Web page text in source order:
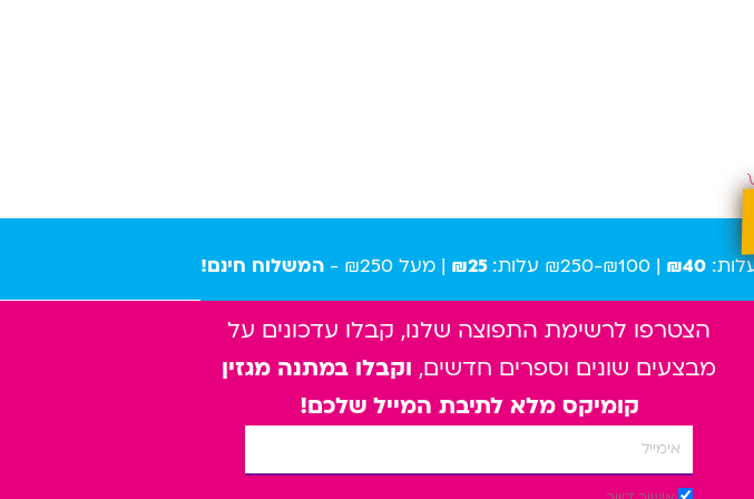
₪40 | ₪100-₪250 עלות: ₪25 | מעל ₪250 - המשלוח חינם!
הצטרפו לרשימת התפוצה שלנו, קבלו עדכונים על
מבצעים שונים וספרים חדשים, וקבלו במתנה מגזין
קומיקס מלא לתיבת המייל שלכם!